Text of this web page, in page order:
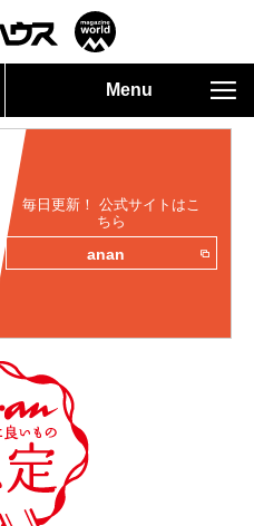
Menu
毎日更新！ 公式サイトはこ
ちら
anan